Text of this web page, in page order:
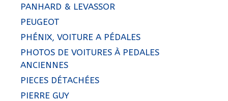
PANHARD & LEVASSOR
PEUGEOT
PHÉNIX, VOITURE A PÉDALES
PHOTOS DE VOITURES À PEDALES
ANCIENNES
PIECES DÉTACHÉES
PIERRE GUY